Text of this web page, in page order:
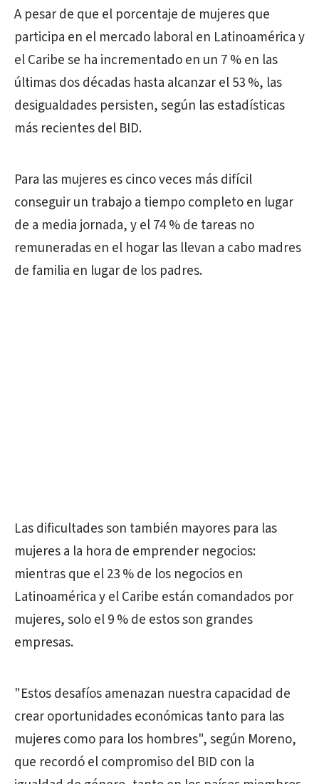
A pesar de que el porcentaje de mujeres que
participa en el mercado laboral en Latinoamérica y
el Caribe se ha incrementado en un 7 % en las
últimas dos décadas hasta alcanzar el 53 %, las
desigualdades persisten, según las estadísticas
más recientes del BID.
Para las mujeres es cinco veces más difícil
conseguir un trabajo a tiempo completo en lugar
de a media jornada, y el 74 % de tareas no
remuneradas en el hogar las llevan a cabo madres
de familia en lugar de los padres.
Las dificultades son también mayores para las
mujeres a la hora de emprender negocios:
mientras que el 23 % de los negocios en
Latinoamérica y el Caribe están comandados por
mujeres, solo el 9 % de estos son grandes
empresas.
"Estos desafíos amenazan nuestra capacidad de
crear oportunidades económicas tanto para las
mujeres como para los hombres", según Moreno,
que recordó el compromiso del BID con la